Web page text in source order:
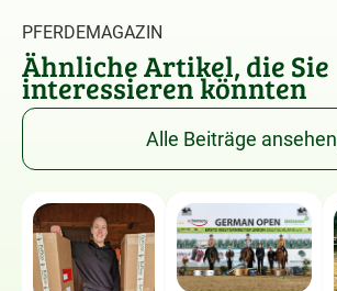
PFERDEMAGAZIN
Ähnliche Artikel, die Sie
interessieren könnten
Alle Beiträge ansehen